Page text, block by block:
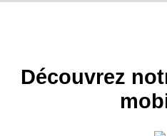
Découvrez